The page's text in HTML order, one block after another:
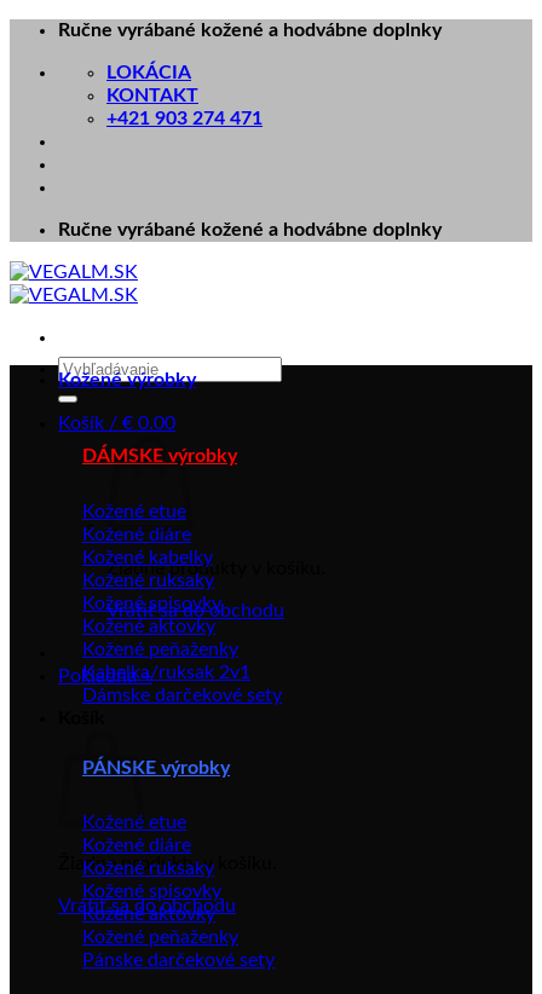
Skip
content
Ručne vyrábané kožené a hodvábne doplnky
LOKÁCIA
KONTAKT
+421 903 274 471
Ručne vyrábané kožené a hodvábne doplnky
Hľadať:
Košík / € 0.00
Žiadne produkty v košíku.
Vrátiť sa do obchodu
Pokladňa +
Žiadne produkty v košíku.
Vrátiť sa do obchodu
Kožené výrobky
DÁMSKE výrobky
Kožené etue
Kožené diáre
Kožené kabelky
Kožené ruksaky
Kožené spisovky
Kožené aktovky
Kožené peňaženky
Kabelka/ruksak 2v1
Dámske darčekové sety
PÁNSKE výrobky
Kožené etue
Kožené diáre
Kožené ruksaky
Kožené spisovky
Kožené aktovky
Kožené peňaženky
Pánske darčekové sety